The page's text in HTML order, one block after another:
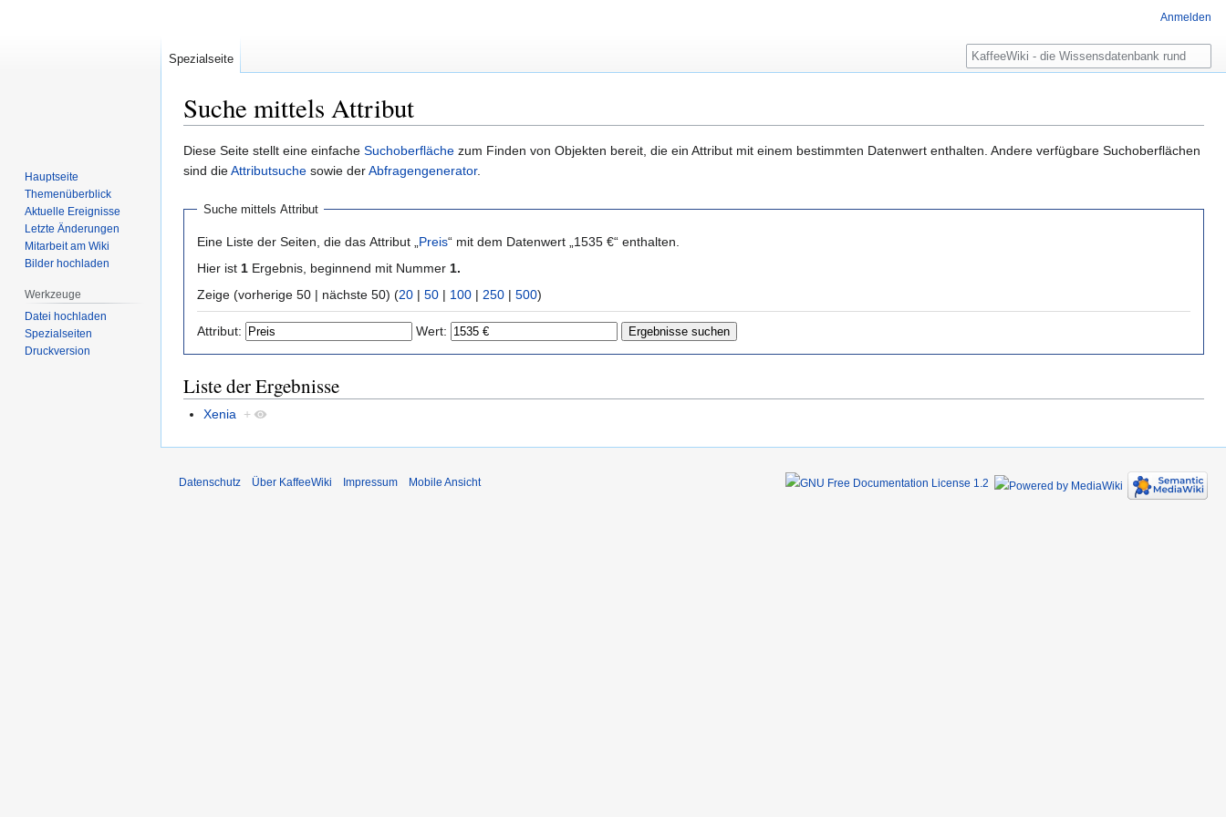
Suche mittels Attribut
Zur
Navigation
Zur
Suche
Diese Seite stellt eine einfache Suchoberfläche zum Finden von Objekten bereit, die ein Attribut mit einem bestimmten Datenwert enthalten. Andere verfügbare Suchoberflächen
sind dieAttributsuche sowie derAbfragengenerator.
Suche mittels Attribut
Eine Liste der Seiten, die das Attribut „ Preis“ mit dem Datenwert „1535 €“ enthalten.
Hier ist 1 Ergebnis, beginnend mit Nummer 1.
Zeige (vorherige 50 | nächste 50) (20 | 50 | 100 | 250 | 500)
Attribut: Wert:
Liste der Ergebnisse
Xenia +
Anmelden
Spezialseite
Suche
Hauptseite
Themenüberblick
Aktuelle Ereignisse
Letzte Änderungen
Mitarbeit am Wiki
Bilder hochladen
Werkzeuge
Datei hochladen
Spezialseiten
Druckversion
Datenschutz Über KaffeeWiki Impressum Mobile Ansicht